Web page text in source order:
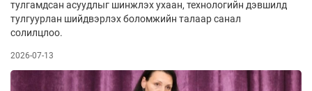
тулгамдсан асуудлыг шинжлэх ухаан, технологийн дэвшилд
тулгуурлан шийдвэрлэх боломжийн талаар санал
солилцлоо.
2026-07-13